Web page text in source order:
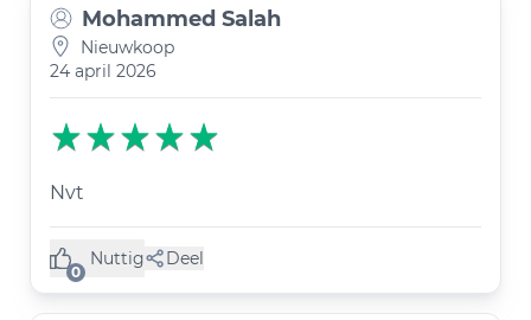
Mohammed Salah
Nieuwkoop
24 april 2026
Nvt
0
Nuttig
(0 like) Deel